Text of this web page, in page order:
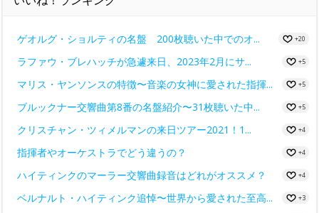
ゲオルグ・ショルティの名盤 200枚聴いた中でのオ... +20
ラファウ・ブレハッチが急遽来日、2023年2月にサ... +5
マリス・ヤンソンスの特徴〜音楽の女神に愛された指揮... +5
ブルックナー交響曲第8番の名盤紹介〜31枚聴いた中... +5
クリスチャン・ツィメルマンの来日ツアー2021！1... +4
指揮者やオーケストラでどう違うの？ +4
ハイティンクのマーラー交響曲録音はどれがオススメ？ +4
ベルナルト・ハイティンク追悼〜世界から愛された至高... +3